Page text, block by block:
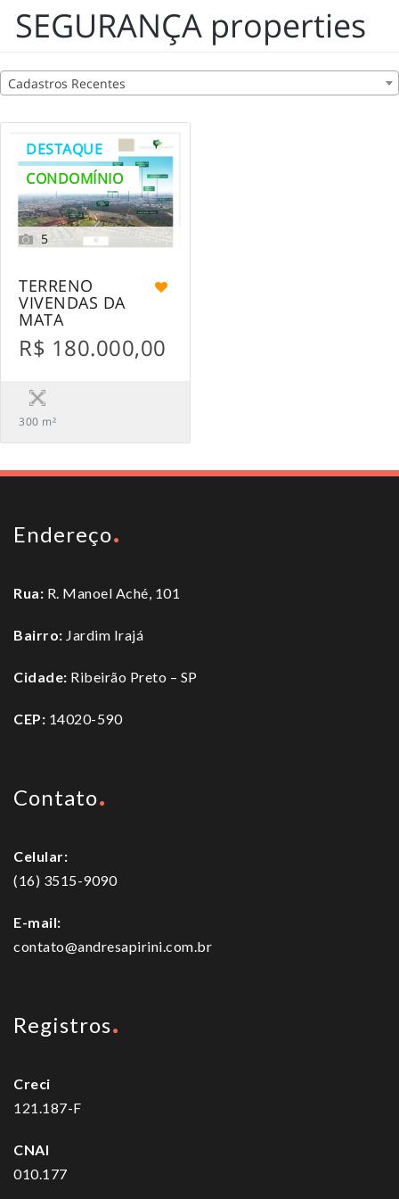
SEGURANÇA properties
Cadastros Recentes
DESTAQUE
CONDOMÍNIO
5
TERRENO
VIVENDAS DA
MATA
R$ 180.000,00
300 m²
Endereço
Rua: R. Manoel Aché, 101
Bairro: Jardim Irajá
Cidade: Ribeirão Preto – SP
CEP: 14020-590
Contato
Celular:
(16) 3515-9090
E-mail:
contato@andresapirini.com.br
Registros
Creci
121.187-F
CNAI
010.177